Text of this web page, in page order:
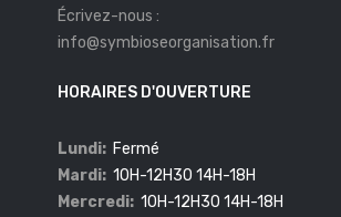
Écrivez-nous :
info@symbioseorganisation.fr
HORAIRES D'OUVERTURE
Lundi: Fermé
Mardi: 10H-12H30 14H-18H
Mercredi: 10H-12H30 14H-18H